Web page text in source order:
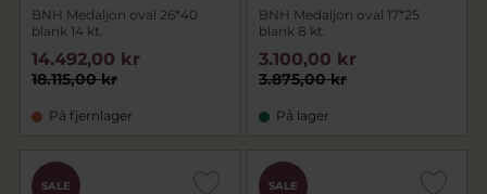
BNH Medaljon oval 26*40
blank 14 kt.
18.115,00 kr
14.492,00 kr
På fjernlager
BNH Medaljon oval 17*25
blank 8 kt.
3.875,00 kr
3.100,00 kr
På lager
SALE SALE